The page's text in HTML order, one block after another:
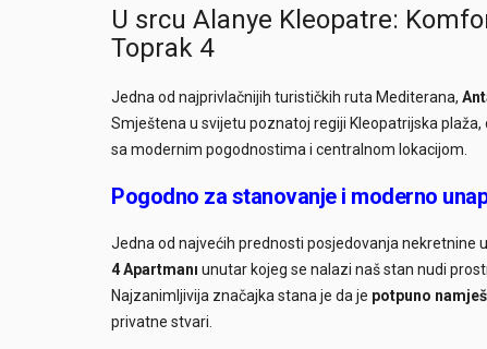
U srcu Alanye Kleopatre:
Toprak 4
Jedna od najprivlačnijih turističkih ruta Mediterana,
Smještena u svijetu poznatoj regiji Kleopatrijska
sa modernim pogodnostima i centralnom lokacijom.
Pogodno za stanovanje i moderno
Jedna od najvećih prednosti posjedovanja nekretnine
4 Apartmanı unutar kojeg se nalazi naš stan nudi
Najzanimljivija značajka stana je da je potpuno
privatne stvari.